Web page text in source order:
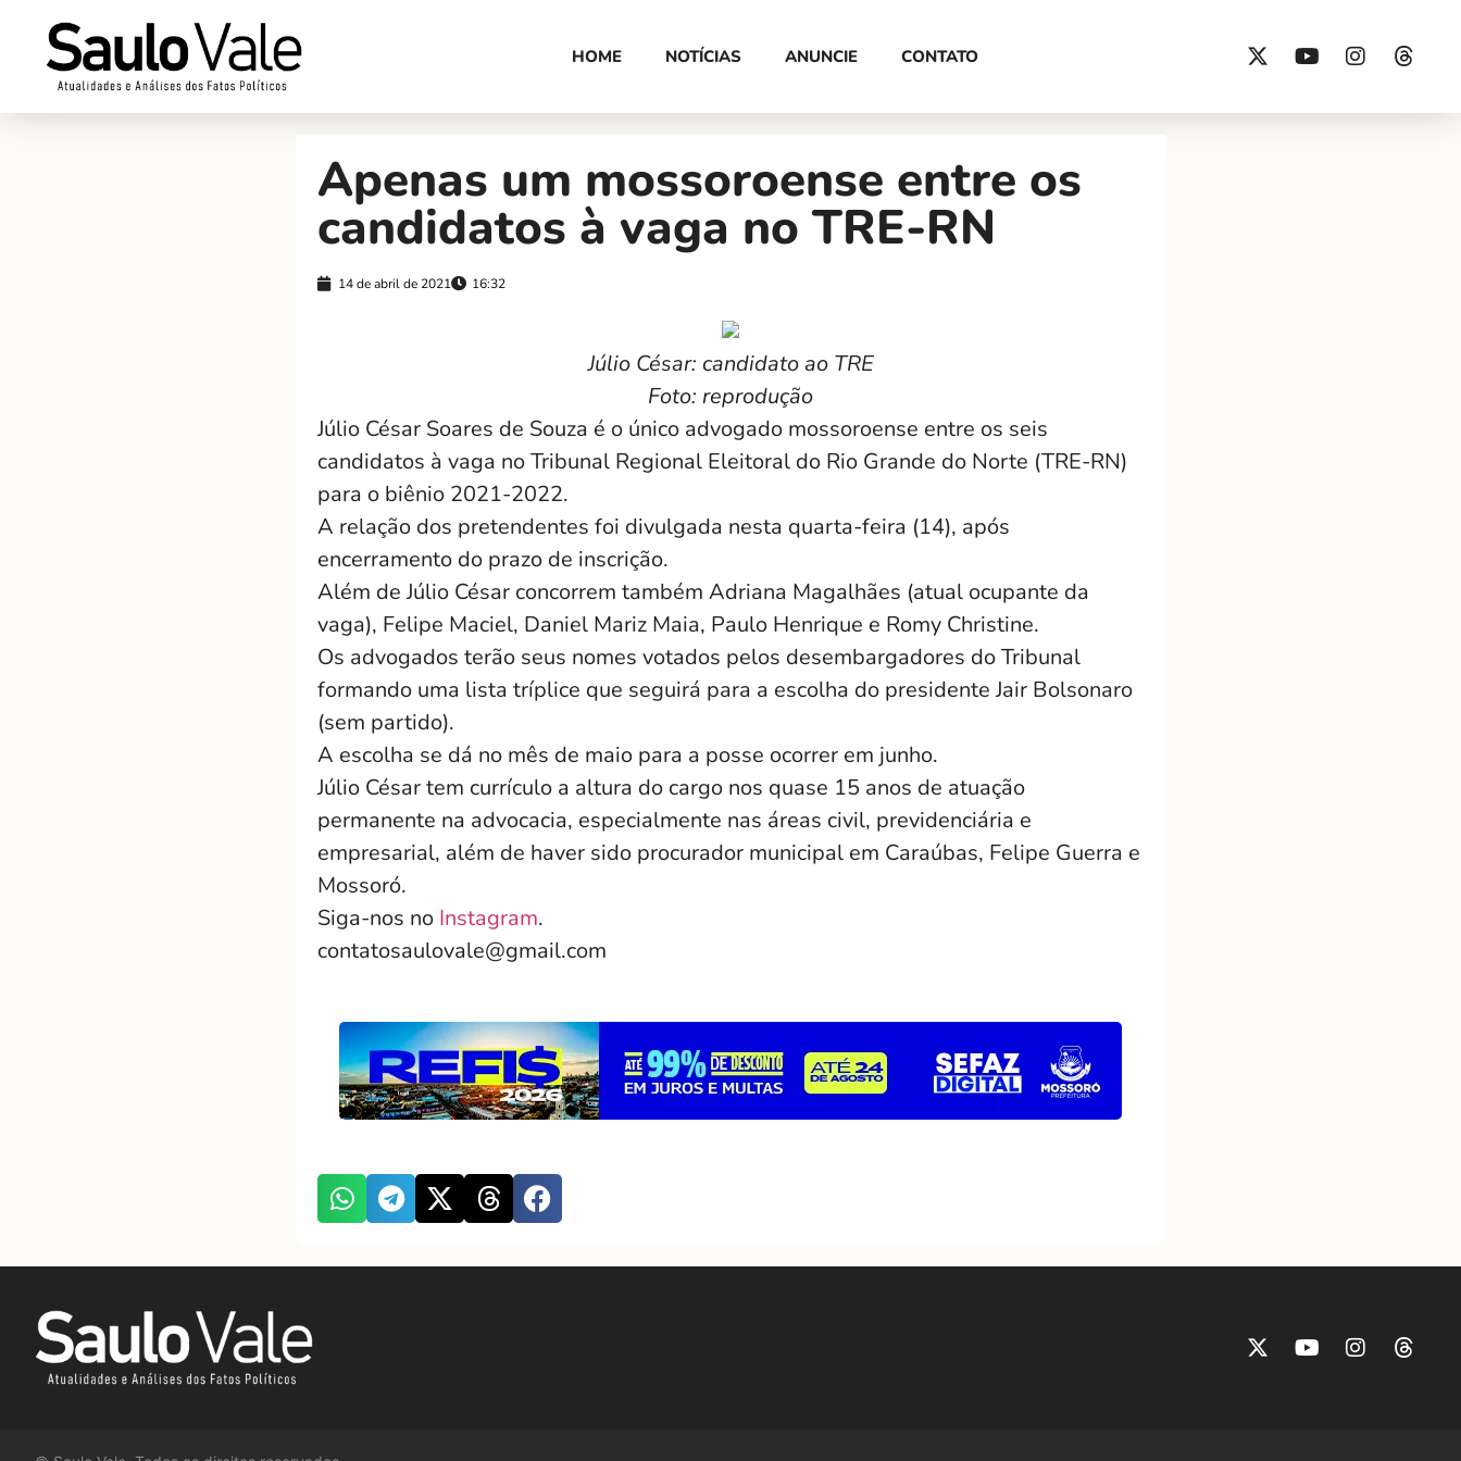
HOME NOTÍCIAS ANUNCIE CONTATO
Apenas um mossoroense entre os
candidatos à vaga no TRE-RN
14 de abril de 2021 16:32
Júlio César: candidato ao TRE
Foto: reprodução
Júlio César Soares de Souza é o único advogado mossoroense entre os seis
candidatos à vaga no Tribunal Regional Eleitoral do Rio Grande do Norte (TRE-RN)
para o biênio 2021-2022.
A relação dos pretendentes foi divulgada nesta quarta-feira (14), após
encerramento do prazo de inscrição.
Além de Júlio César concorrem também Adriana Magalhães (atual ocupante da
vaga), Felipe Maciel, Daniel Mariz Maia, Paulo Henrique e Romy Christine.
Os advogados terão seus nomes votados pelos desembargadores do Tribunal
formando uma lista tríplice que seguirá para a escolha do presidente Jair Bolsonaro
(sem partido).
A escolha se dá no mês de maio para a posse ocorrer em junho.
Júlio César tem currículo a altura do cargo nos quase 15 anos de atuação
permanente na advocacia, especialmente nas áreas civil, previdenciária e
empresarial, além de haver sido procurador municipal em Caraúbas, Felipe Guerra e
Mossoró.
Siga-nos no Instagram.
contatosaulovale@gmail.com